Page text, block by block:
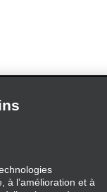
à l’amélioration et à